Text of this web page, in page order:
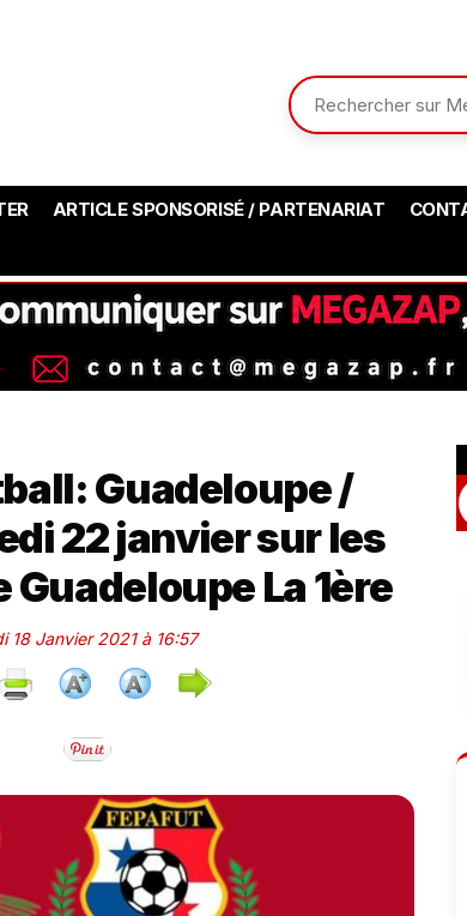
ARTICLE SPONSORISÉ / PARTENARIAT
Guadeloupe /
22 janvier sur les
La 1ère
18 Janvier 2021 à 16:57